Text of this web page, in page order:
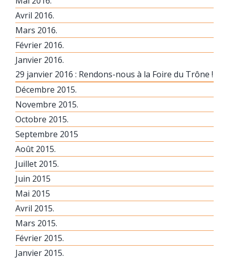
Avril 2016.
Mars 2016.
Février 2016.
Janvier 2016.
29 janvier 2016 : Rendons-nous à la Foire du Trône !
Décembre 2015.
Novembre 2015.
Octobre 2015.
Septembre 2015
Août 2015.
Juillet 2015.
Juin 2015
Mai 2015
Avril 2015.
Mars 2015.
Février 2015.
Janvier 2015.